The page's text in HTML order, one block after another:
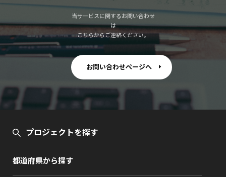
当サービスに関するお問い合わせ
は
こちらからご連絡ください。
お問い合わせページへ
プロジェクトを探す
都道府県から探す